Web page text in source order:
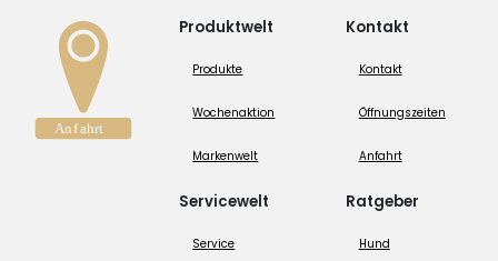
Produktwelt
Produkte
Wochenaktion
Markenwelt
Servicewelt
Service
Kontakt
Kontakt
Öffnungszeiten
Anfahrt
Ratgeber
Hund